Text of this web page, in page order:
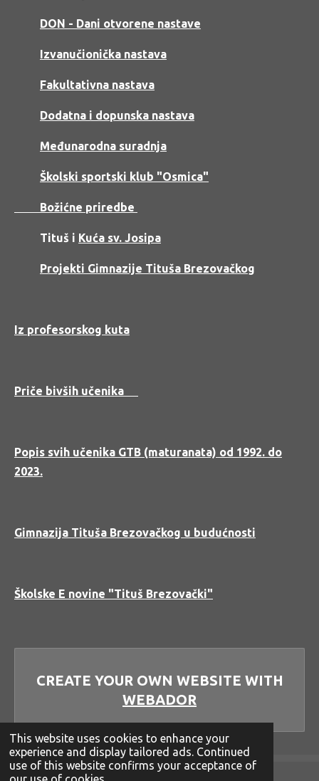
This website uses cookies to enhance your
experience and display tailored ads. Continued
use of this website confirms your acceptance of
DON - Dani otvorene nastave
Izvanučionička nastava
Fakultativna nastava
Dodatna i dopunska nastava
Međunarodna suradnja
Školski sportski klub "Osmica"
Božićne priredbe
Tituš i Kuća sv. Josipa
Projekti Gimnazije Tituša Brezovačkog
Iz profesorskog kuta
Priče bivših učenika
Popis svih učenika GTB (maturanata) od 1992. do
2023.
Gimnazija Tituša Brezovačkog u budućnosti
Školske E novine "Tituš Brezovački"
CREATE YOUR OWN WEBSITE WITH
WEBADOR